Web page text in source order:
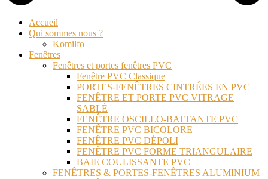
Accueil
Qui sommes nous ?
Komilfo
Fenêtres
Fenêtres et portes fenêtres PVC
Fenêtre PVC Classique
PORTES-FENÊTRES CINTRÉES EN PVC
FENÊTRE ET PORTE PVC VITRAGE
SABLÉ
FENÊTRE OSCILLO-BATTANTE PVC
FENÊTRE PVC BICOLORE
FENÊTRE PVC DÉPOLI
FENÊTRE PVC FORME TRIANGULAIRE
BAIE COULISSANTE PVC
FENÊTRES & PORTES-FENÊTRES ALUMINIUM